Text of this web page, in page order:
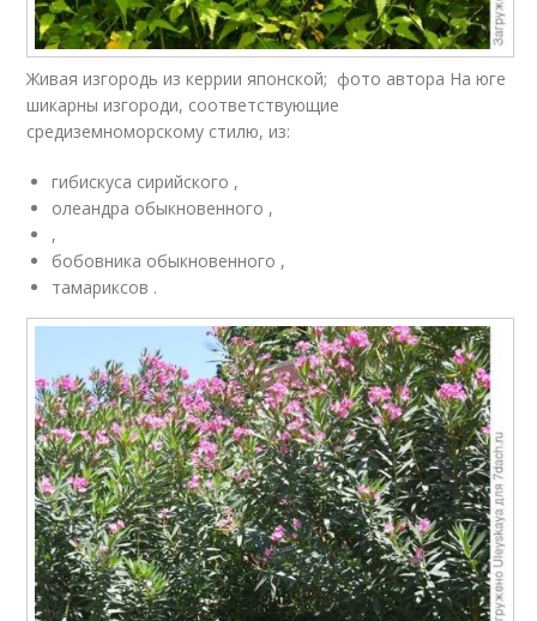
Живая изгородь из керрии японской; фото автора На юге
шикарны изгороди, соответствующие
средиземноморскому стилю, из:
гибискуса сирийского ,
олеандра обыкновенного ,
,
бобовника обыкновенного ,
тамариксов .